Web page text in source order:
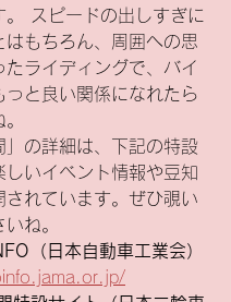
。 スピードの出しすぎに
はもちろん、周囲への思
たライディングで、バイ
っと良い関係になれたら
」の詳細は、下記の特設
しいイベント情報や豆知
されています。ぜひ覗い
ね。
（日本自動車工業会）